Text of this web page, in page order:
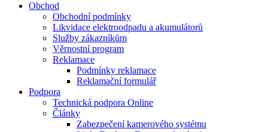
Obchod
Obchodní podmínky
Likvidace elektroodpadu a akumulátorů
Služby zákazníkům
Věrnostní program
Reklamace
Podmínky reklamace
Reklamační formulář
Podpora
Technická podpora Online
Články
Zabezpečení kamerového systému